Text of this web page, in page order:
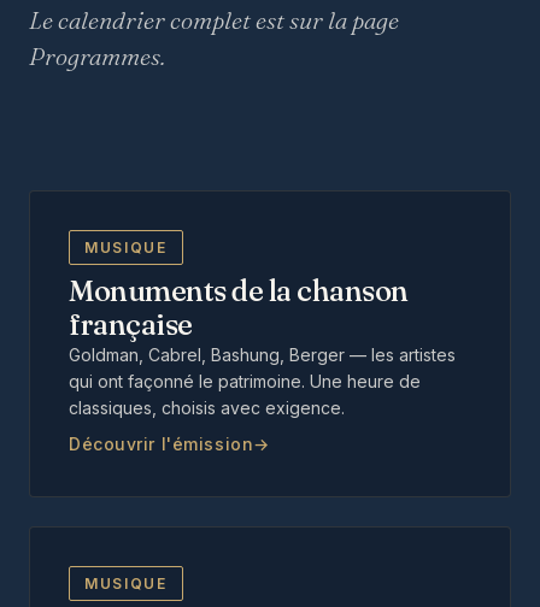
Le calendrier complet est sur la page
Programmes.
MUSIQUE
Monuments de la chanson
française
Goldman, Cabrel, Bashung, Berger — les artistes
qui ont façonné le patrimoine. Une heure de
classiques, choisis avec exigence.
Découvrir l'émission
MUSIQUE